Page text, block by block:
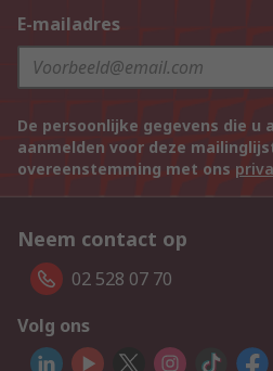
E-mailadres
De persoonlijke gegevens die
aanmelden voor deze
overeenstemming met ons
Neem contact op
02 528 07 70
Volg ons